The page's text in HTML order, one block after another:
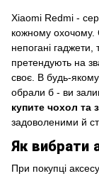
Xiaomi Redmi -
кожному охочому.
непогані гаджети,
претендують на
своє. В будь-
обрали б - ви
купите чохол та
задоволеними й
Як вибрати
При покупці